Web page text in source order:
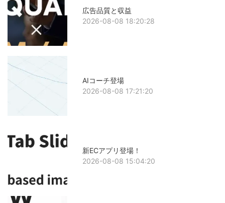
広告品質と収益
2026-08-08 18:20:28
AIコーチ登場
2026-08-08 17:21:20
新ECアプリ登場！
2026-08-08 15:04:20